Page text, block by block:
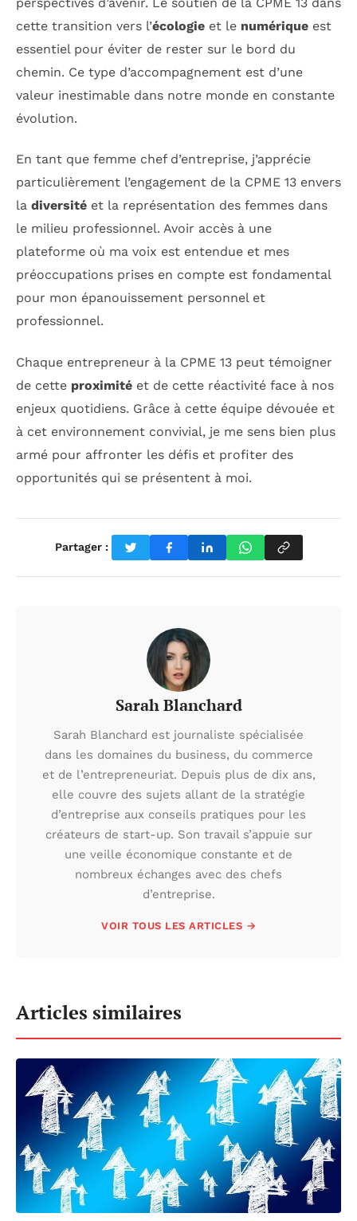
cette transition vers l’écologie et le numérique est
essentiel pour éviter de rester sur le bord du
chemin. Ce type d’accompagnement est d’une
valeur inestimable dans notre monde en constante
évolution.
En tant que femme chef d’entreprise, j’apprécie
particulièrement l’engagement de la CPME 13 envers
la diversité et la représentation des femmes dans
le milieu professionnel. Avoir accès à une
plateforme où ma voix est entendue et mes
préoccupations prises en compte est fondamental
pour mon épanouissement personnel et
professionnel.
Chaque entrepreneur à la CPME 13 peut témoigner
de cette proximité et de cette réactivité face à nos
enjeux quotidiens. Grâce à cette équipe dévouée et
à cet environnement convivial, je me sens bien plus
armé pour affronter les défis et profiter des
opportunités qui se présentent à moi.
Partager :
Sarah Blanchard
Sarah Blanchard est journaliste spécialisée
dans les domaines du business, du commerce
et de l’entrepreneuriat. Depuis plus de dix ans,
elle couvre des sujets allant de la stratégie
d’entreprise aux conseils pratiques pour les
créateurs de start-up. Son travail s’appuie sur
une veille économique constante et de
nombreux échanges avec des chefs
d’entreprise.
VOIR TOUS LES ARTICLES →
Articles similaires